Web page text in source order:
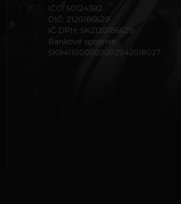
IČO: 50124382
DIČ: 2120186629
IČ DPH: SK2120186629
Bankové spojenie:
SK9411000000002942018027